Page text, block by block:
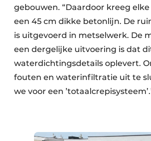
gebouwen. “Daardoor kreeg
een 45 cm dikke betonlijn. De
is uitgevoerd in metselwerk. De
een dergelijke uitvoering is dat
waterdichtingsdetails oplevert.
fouten en waterinfiltratie uit te
we voor een